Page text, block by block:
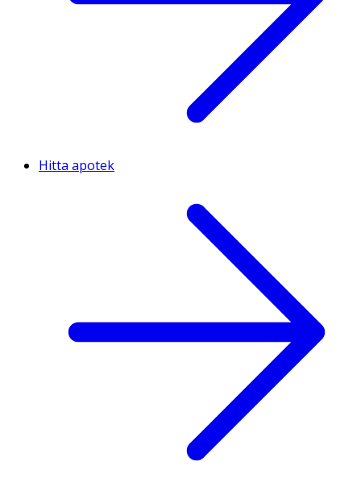
Hitta apotek